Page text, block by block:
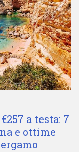
a testa: 7
e ottime